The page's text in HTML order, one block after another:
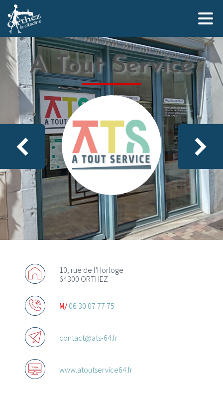
Qui sommes-nous ?
L’équipe Orthez la Citadine
Nos partenaires
Actualités
Promotions
Offres d’emploi
A Tout Service
10, rue de l'Horloge
64300 ORTHEZ
M/06 30 07 77 75
contact@ats-64.fr
www.atoutservice64.fr